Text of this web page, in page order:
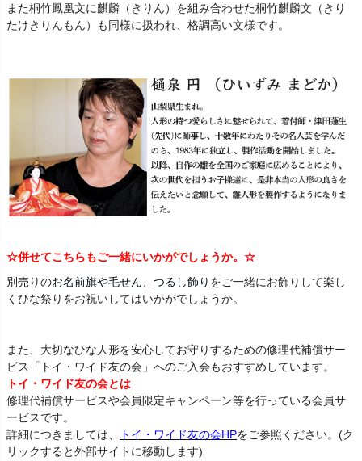
また桐竹鳳凰文に麒麟（きりん）を組み合わせた桐竹麒麟文（きり
たけきりんもん）も同様に扱われ、格調高い文様です。
☆併せてこちらもご一緒にいかがでしょうか。☆
別売りのお名前旗や毛せん つるし飾り をご一緒にお飾りして楽し
くひな祭りをお祝いしてはいかがでしょうか。
また、大切なひな人形を安心してお守りするための修理代補償サー
ビス「トイ・ワイド友の会」へのご入会もおすすめしています。
トイ・ワイド友の会とは
修理代補償サービスや会員限定キャンペーン等を行っている会員サ
ービスです。
詳細につきましては、
トイ・ワイド友の会HPをご参照ください。(ク
リックすると外部サイトに移動します)